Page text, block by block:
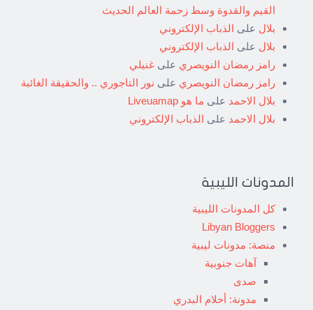
القيم والقدوة وسط زحمة العالم الحديث
بلال على الذباب الإلكتروني
بلال على الذباب الإلكتروني
رامز رمضان النويصري على غنيلي
رامز رمضان النويصري على نور التاجوري .. والحقيقة الغائبة
بلال الاحمد على ما هو Liveuamap
بلال الاحمد على الذباب الإلكتروني
المدونات الليبية
كل المدونات الليبية
Libyan Bloggers
منصة: مدونات ليبية
آهات جنوبية
صدى
مدونة: أحلام البدري